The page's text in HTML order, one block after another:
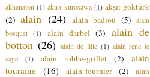
akhenaton (1) akira kurosawa (1) akşit göktürk
(2) alain (24) alain badiou (5) alain
bosquet (1) alain darbel (3)
alain de
botton (26) alain de lille (1) alain rene le
sage
(1) alain robbe-grillet (2)
alain
touraine (16) alain-fournier (2)
alan